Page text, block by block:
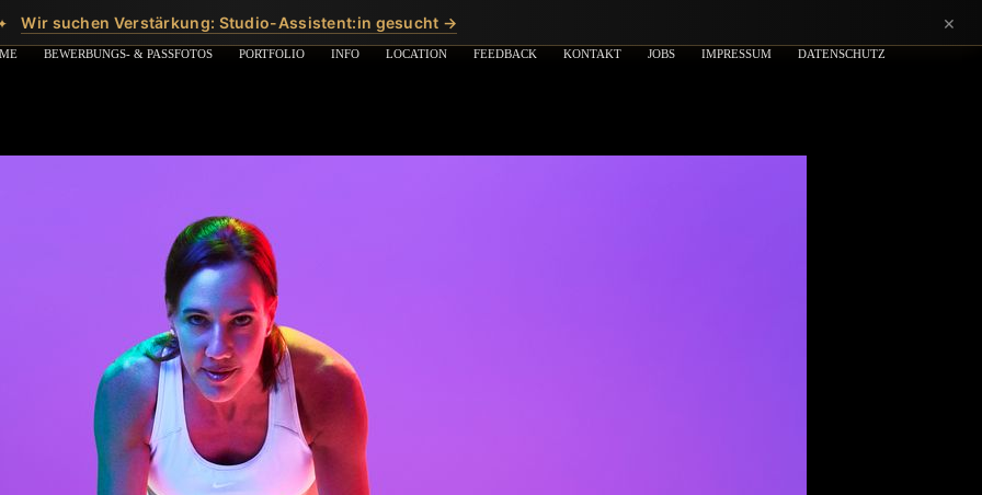
BEWERBUNGS- & PASSFOTOS PORTFOLIO INFO LOCATION FEEDBACK KONTAKT JOBS IMPRESSUM DATENSCHUTZ
Wir suchen Verstärkung: Studio-Assistent:in gesucht → ×